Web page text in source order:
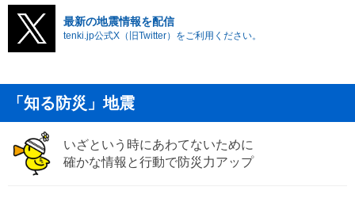
最新の地震情報を配信
tenki.jp公式X（旧Twitter）をご利用ください。
「知る防災」地震
いざという時にあわてないために
確かな情報と行動で防災力アップ